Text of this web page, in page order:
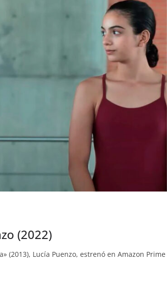
(2022)
(2013), Lucía Puenzo, estrenó en Amazon Prime